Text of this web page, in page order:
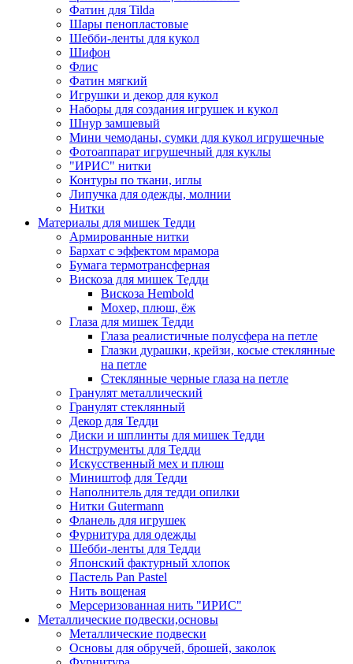
Фатин для Tilda
Шары пенопластовые
Шебби-ленты для кукол
Шифон
Флис
Фатин мягкий
Игрушки и декор для кукол
Наборы для создания игрушек и кукол
Шнур замшевый
Мини чемоданы, сумки для кукол игрушечные
Фотоаппарат игрушечный для куклы
"ИРИС" нитки
Контуры по ткани, иглы
Липучка для одежды, молнии
Нитки
Материалы для мишек Тедди
Армированные нитки
Бархат с эффектом мрамора
Бумага термотрансферная
Вискоза для мишек Тедди
Вискоза Hembold
Мохер, плюш, ёж
Глаза для мишек Тедди
Глаза реалистичные полусфера на петле
Глазки дурашки, крейзи, косые стеклянные
на петле
Стеклянные черные глаза на петле
Гранулят металлический
Гранулят стеклянный
Декор для Тедди
Диски и шплинты для мишек Тедди
Инструменты для Тедди
Искусственный мех и плюш
Миништоф для Тедди
Наполнитель для тедди опилки
Нитки Gutermann
Фланель для игрушек
Фурнитура для одежды
Шебби-ленты для Тедди
Японский фактурный хлопок
Пастель Pan Pastel
Нить вощеная
Мерсеризованная нить "ИРИС"
Металлические подвески,основы
Металлические подвески
Основы для обручей, брошей, заколок